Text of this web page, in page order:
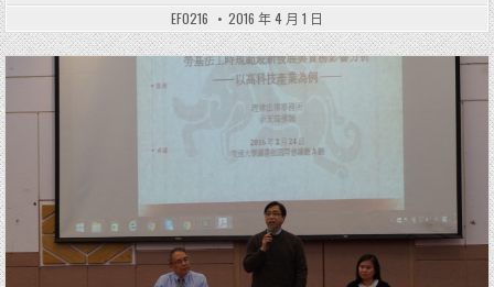
EF0216 2016 年 4 月 1 日
Posted in